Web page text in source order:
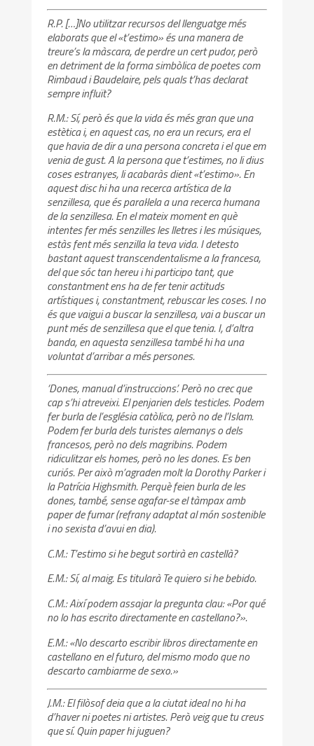
R.P. […]No utilitzar recursos del llenguatge més
elaborats que el «t’estimo» és una manera de
treure’s la màscara, de perdre un cert pudor, però
en detriment de la forma simbòlica de poetes com
Rimbaud i Baudelaire, pels quals t’has declarat
sempre influït?
R.M.: Sí, però és que la vida és més gran que una
estètica i, en aquest cas, no era un recurs, era el
que havia de dir a una persona concreta i el que em
venia de gust. A la persona que t’estimes, no li dius
coses estranyes, li acabaràs dient «t’estimo». En
aquest disc hi ha una recerca artística de la
senzillesa, que és paral·lela a una recerca humana
de la senzillesa. En el mateix moment en què
intentes fer més senzilles les lletres i les músiques,
estàs fent més senzilla la teva vida. I detesto
bastant aquest transcendentalisme a la francesa,
del que sóc tan hereu i hi participo tant, que
constantment ens ha de fer tenir actituds
artístiques i, constantment, rebuscar les coses. I no
és que vaigui a buscar la senzillesa, vai a buscar un
punt més de senzillesa que el que tenia. I, d’altra
banda, en aquesta senzillesa també hi ha una
voluntat d’arribar a més persones.
‘Dones, manual d’instruccions’. Però no crec que
cap s’hi atreveixi. El penjarien dels testicles. Podem
fer burla de l’església catòlica, però no de l’Islam.
Podem fer burla dels turistes alemanys o dels
francesos, però no dels magribins. Podem
ridiculitzar els homes, però no les dones. Es ben
curiós. Per això m’agraden molt la Dorothy Parker i
la Patrícia Highsmith. Perquè feien burla de les
dones, també, sense agafar-se el tàmpax amb
paper de fumar (refrany adaptat al món sostenible
i no sexista d’avui en dia).
C.M.: T’estimo si he begut sortirà en castellà?
E.M.: Sí, al maig. Es titularà Te quiero si he bebido.
C.M.: Així podem assajar la pregunta clau: «Por qué
no lo has escrito directamente en castellano?».
E.M.: «No descarto escribir libros directamente en
castellano en el futuro, del mismo modo que no
descarto cambiarme de sexo.»
J.M.: El filòsof deia que a la ciutat ideal no hi ha
d’haver ni poetes ni artistes. Però veig que tu creus
que sí. Quin paper hi juguen?